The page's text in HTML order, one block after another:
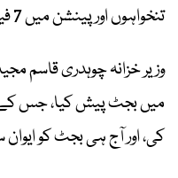
تنخواہوں اور پینشن میں 7 فیصد اضافہ کیا گیا ہے۔
وزیر خزانہ چوہدری قاسم
میں بجٹ پیش کیا، جس
کی، اور آج ہی بجٹ کو ایوان